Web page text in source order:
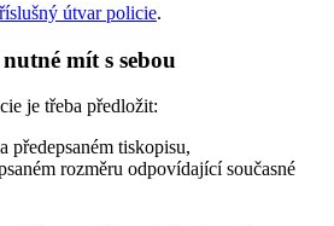
útvar policie.
mít s sebou
je třeba předložit:
předepsaném tiskopisu,
rozměru odpovídající současné